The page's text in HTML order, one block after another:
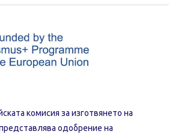
комисия за изготвянето на
одобрение на